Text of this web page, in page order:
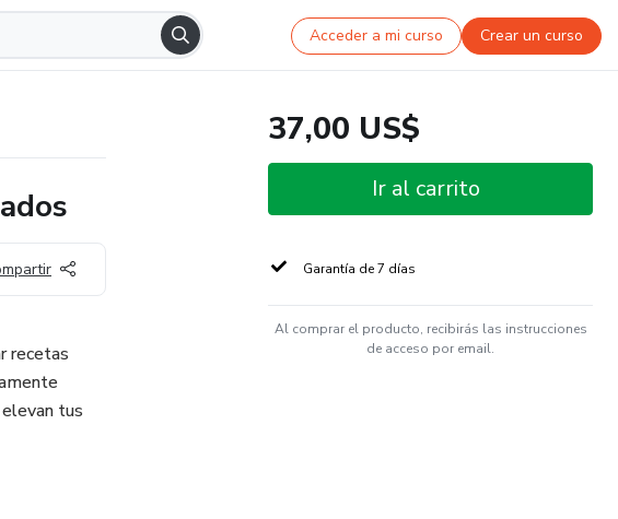
Acceder a mi curso Crear un curso
recetas
tus
37,00 US$
Ir al carrito
Garantía de 7 días
Al comprar el producto, recibirás las instrucciones
de acceso por email.